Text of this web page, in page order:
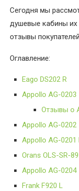
Сегодня мы
душевые кабины их
отзывы
Оглавление:
Eago DS202 R
Appollo AG-0203
Отзывы о
Appollo AG-0202
Appollo AG-0201
Orans OLS-SR-
Appollo AG-0204
Frank F920 L